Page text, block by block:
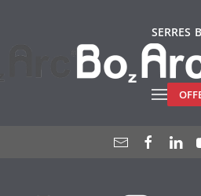
Terug naar hoofdinhoud
SERRES